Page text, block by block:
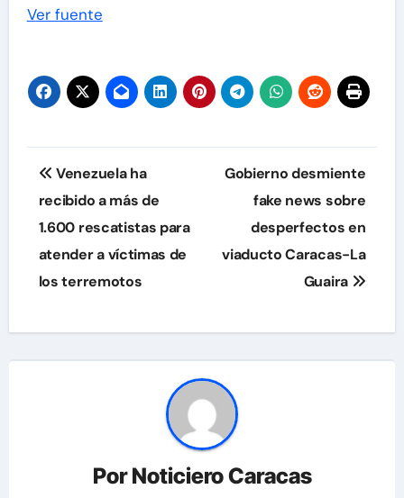
Ver fuente
Navegación
de
entradas
Venezuela ha
recibido a más de
1.600 rescatistas para
atender a víctimas de
los terremotos
Gobierno desmiente
fake news sobre
desperfectos en
viaducto Caracas-La
Guaira
PorNoticiero Caracas